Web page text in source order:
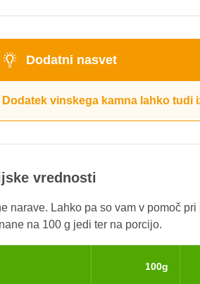
Dodatni nasvet
Dodatek vinskega kamna lahko tudi
vrednosti
narave. Lahko pa so vam v pomoč
na 100 g jedi ter na porcijo.
100g